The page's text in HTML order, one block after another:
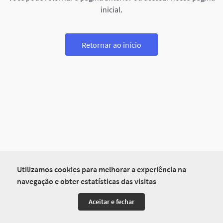
Utilizamos cookies para melhorar a experiência na
navegação e obter estatísticas das visitas
Aceitar e fechar
inicial.
Retornar ao início